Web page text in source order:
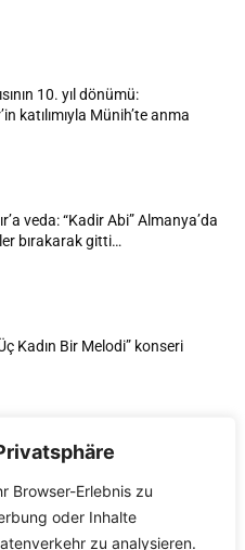
Browser-Erlebnis zu
oder Inhalte
zu analysieren.
10. yıl dönümü:
katılımıyla Münih’te anma
veda: “Kadir Abi” Almanya’da
bırakarak gitti…
Kadın Bir Melodi” konseri
Göster